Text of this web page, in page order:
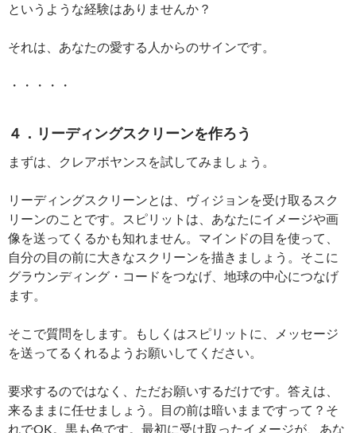
というような経験はありませんか？
それは、あなたの愛する人からのサインです。
・・・・・
４．リーディングスクリーンを作ろう
まずは、クレアボヤンスを試してみましょう。
リーディングスクリーンとは、ヴィジョンを受け取るスク
リーンのことです。スピリットは、あなたにイメージや画
像を送ってくるかも知れません。マインドの目を使って、
自分の目の前に大きなスクリーンを描きましょう。そこに
グラウンディング・コードをつなげ、地球の中心につなげ
ます。
そこで質問をします。もしくはスピリットに、メッセージ
を送ってるくれるようお願いしてください。
要求するのではなく、ただお願いするだけです。答えは、
来るままに任せましょう。目の前は暗いままですって？そ
れでOK。黒も色です。最初に受け取ったイメージが、あな